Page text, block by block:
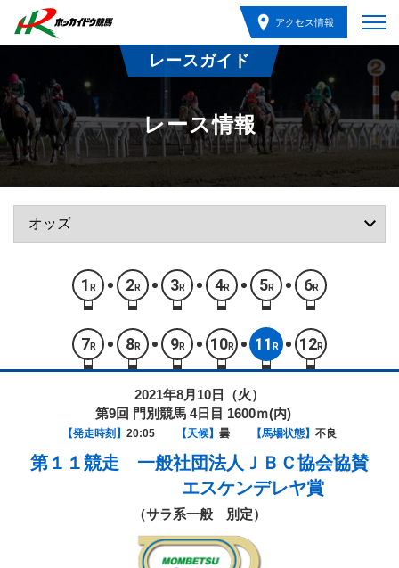
アクセス情報
レースガイド
レース情報
1 R 2R 3R 4R 5R 6R
7 R 8R 9R 10R 11 R 12R
2021年8月10日（火）
第9回 門別競馬 4日目 1600ｍ(内)
【発走時刻】 20:05 【天候】 曇 【馬場状態】 不良
第１１競走 一般社団法人ＪＢＣ協会協賛
エスケンデレヤ賞
（サラ系一般 別定）